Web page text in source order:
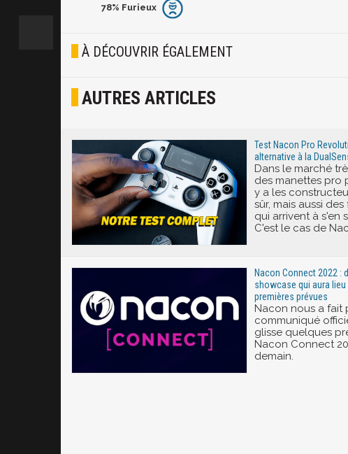
Furieux
Joyeux
78% Furieux
À DÉCOUVRIR ÉGALEMENT
AUTRES ARTICLES
Test Nacon Pro
alternative à la
Dans le marché
des manettes pro
y a les
sûr, mais aussi
qui arrivent à s'en
C'est le cas de
Nacon Connect 2022 :
showcase qui aura
premières prévues
Nacon nous a fait
communiqué
glisse quelques
Nacon Connect
demain.